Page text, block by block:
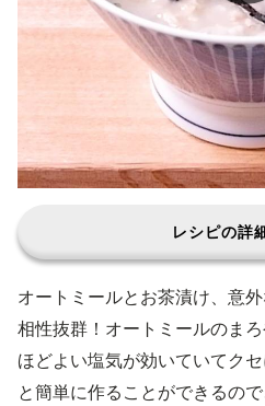
レシピの詳
オートミールとお茶漬け、意
相性抜群！オートミールのま
ほどよい塩気が効いていてク
と簡単に作ることができるの